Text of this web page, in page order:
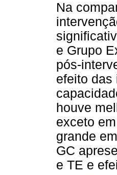
Na
e Grupo
pós-
efeito das
houve
exceto
grande
GC
e TE e